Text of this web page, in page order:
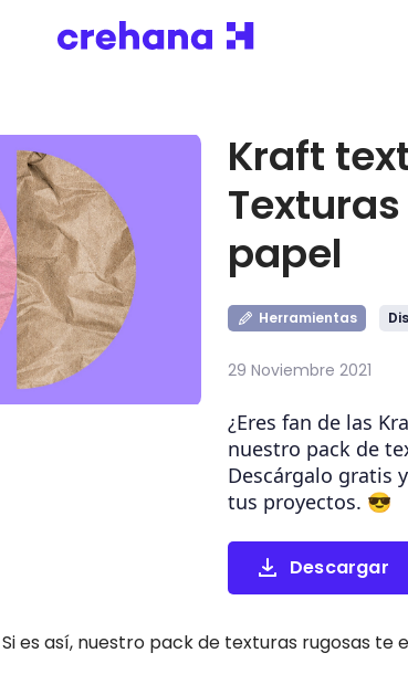
Kraft
papel
Herramientas
29 Noviembre 2021
¿Eres fan de las
nuestro pack de
Descárgalo gratis
tus proyectos. 😎
Descargar
Si es así, nuestro pack de texturas rugosas te